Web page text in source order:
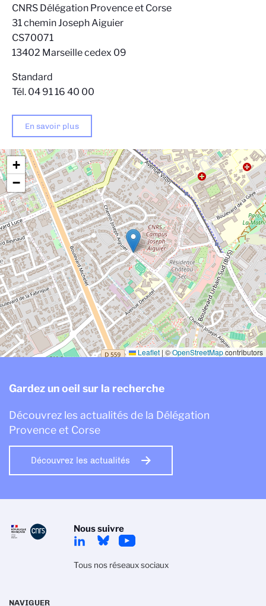
+
−
Leaflet | ©OpenStreetMapcontributors
CNRS Délégation Provence et Corse
31 chemin Joseph Aiguier
CS70071
13402 Marseille cedex 09
Standard
Tél. 04 91 16 40 00
En savoir plus
Gardez un oeil sur la recherche
Découvrez les actualités de la Délégation
Provence et Corse
Découvrez les actualités
Nous suivre
Tous nos réseaux sociaux
NAVIGUER